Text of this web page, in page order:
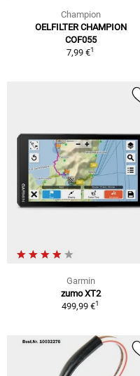
Champion
OELFILTER CHAMPION
COF055
7,99 €1
Garmin
zumo XT2
499,99 €1